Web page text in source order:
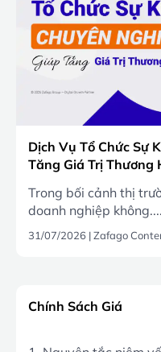
Dịch Vụ Tổ Chức Sự
Tăng Giá Trị Thương
Trong bối cảnh thị
doanh nghiệp
31/07/2026 |Zafago
Chính Sách Giá